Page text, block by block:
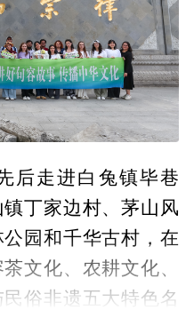
后走进白兔镇毕巷
丁家边村、茅山风
园和千华古村，在
文化、农耕文化、
俗非遗五大特色名